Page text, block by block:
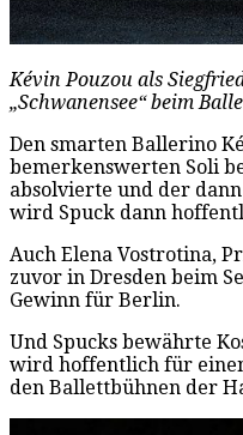
Kévin Pouzou als
„Schwanensee“ beim
Den smarten Ballerino
bemerkenswerten Soli
absolvierte und der
wird Spuck dann
Auch Elena Vostrotina,
zuvor in Dresden beim
Gewinn für Berlin.
Und Spucks bewährte
wird hoffentlich für
den Ballettbühnen der